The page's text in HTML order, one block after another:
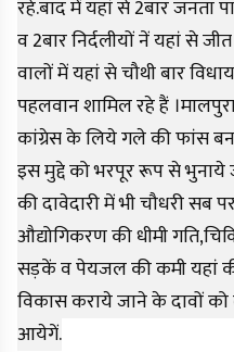
रहे.बाद में यहां से 2बार जनता
व 2बार निर्दलीयों नें यहां से
वालों में यहां से चौथी बार
पहलवान शामिल रहे हैं
कांग्रेस के लिये गले की फांस
इस मुद्दे को भरपूर रूप से
की दावेदारी में भी चौधरी सब
औद्योगिकरण की धीमी
सड़कें व पेयजल की कमी यहां की
विकास कराये जाने के दावों
आयेगें.